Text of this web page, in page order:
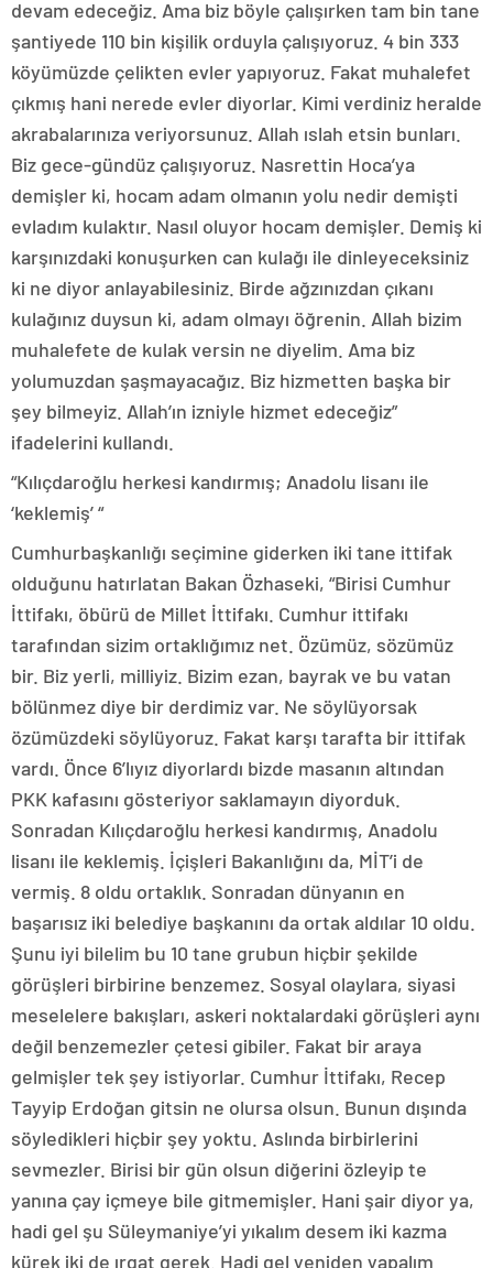
devam edeceğiz. Ama biz böyle çalışırken tam bin tane
şantiyede 110 bin kişilik orduyla çalışıyoruz. 4 bin 333
köyümüzde çelikten evler yapıyoruz. Fakat muhalefet
çıkmış hani nerede evler diyorlar. Kimi verdiniz heralde
akrabalarınıza veriyorsunuz. Allah ıslah etsin bunları.
Biz gece-gündüz çalışıyoruz. Nasrettin Hoca’ya
demişler ki, hocam adam olmanın yolu nedir demişti
evladım kulaktır. Nasıl oluyor hocam demişler. Demiş ki
karşınızdaki konuşurken can kulağı ile dinleyeceksiniz
ki ne diyor anlayabilesiniz. Birde ağzınızdan çıkanı
kulağınız duysun ki, adam olmayı öğrenin. Allah bizim
muhalefete de kulak versin ne diyelim. Ama biz
yolumuzdan şaşmayacağız. Biz hizmetten başka bir
şey bilmeyiz. Allah’ın izniyle hizmet edeceğiz”
ifadelerini kullandı.
“Kılıçdaroğlu herkesi kandırmış; Anadolu lisanı ile
‘keklemiş’ “
Cumhurbaşkanlığı seçimine giderken iki tane ittifak
olduğunu hatırlatan Bakan Özhaseki, “Birisi Cumhur
İttifakı, öbürü de Millet İttifakı. Cumhur ittifakı
tarafından sizim ortaklığımız net. Özümüz, sözümüz
bir. Biz yerli, milliyiz. Bizim ezan, bayrak ve bu vatan
bölünmez diye bir derdimiz var. Ne söylüyorsak
özümüzdeki söylüyoruz. Fakat karşı tarafta bir ittifak
vardı. Önce 6’lıyız diyorlardı bizde masanın altından
PKK kafasını gösteriyor saklamayın diyorduk.
Sonradan Kılıçdaroğlu herkesi kandırmış, Anadolu
lisanı ile keklemiş. İçişleri Bakanlığını da, MİT’i de
vermiş. 8 oldu ortaklık. Sonradan dünyanın en
başarısız iki belediye başkanını da ortak aldılar 10 oldu.
Şunu iyi bilelim bu 10 tane grubun hiçbir şekilde
görüşleri birbirine benzemez. Sosyal olaylara, siyasi
meselelere bakışları, askeri noktalardaki görüşleri aynı
değil benzemezler çetesi gibiler. Fakat bir araya
gelmişler tek şey istiyorlar. Cumhur İttifakı, Recep
Tayyip Erdoğan gitsin ne olursa olsun. Bunun dışında
söyledikleri hiçbir şey yoktu. Aslında birbirlerini
sevmezler. Birisi bir gün olsun diğerini özleyip te
yanına çay içmeye bile gitmemişler. Hani şair diyor ya,
hadi gel şu Süleymaniye’yi yıkalım desem iki kazma
kürek iki de ırgat gerek. Hadi gel yeniden yapalım